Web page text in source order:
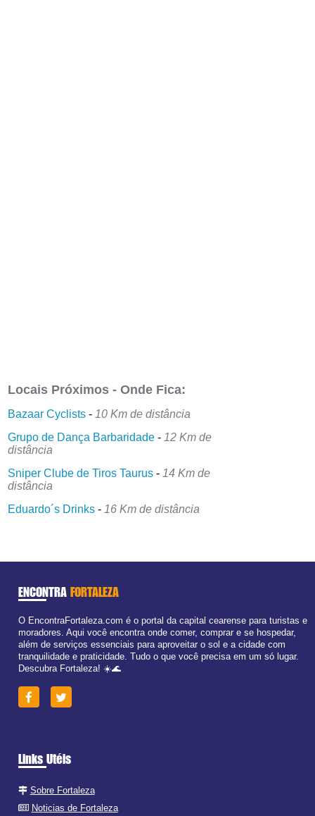
Locais Próximos - Onde Fica:
Bazaar Cyclists - 10 Km de distância
Grupo de Dança Barbaridade - 12 Km de
distância
Sniper Clube de Tiros Taurus - 14 Km de
distância
Eduardo´s Drinks - 16 Km de distância
ENCONTRA FORTALEZA
O EncontraFortaleza.com é o portal da capital cearense para turistas e
moradores. Aqui você encontra onde comer, comprar e se hospedar,
além de serviços essenciais para aproveitar o sol e a cidade com
tranquilidade e praticidade. Tudo o que você precisa em um só lugar.
Descubra Fortaleza! ☀️🌊
Links Utéis
Sobre Fortaleza
Noticias de Fortaleza